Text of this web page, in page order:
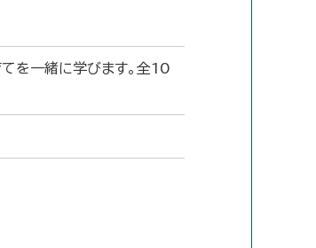
を一緒に学びます。全10